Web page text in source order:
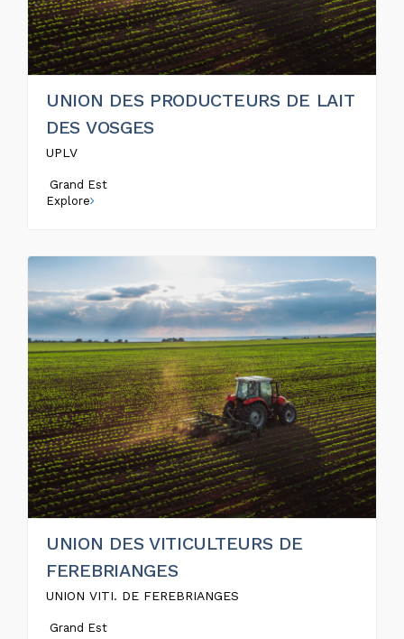
UNION DES PRODUCTEURS DE LAIT
DES VOSGES
UPLV
Grand Est
Explore
UNION DES VITICULTEURS DE
FEREBRIANGES
UNION VITI. DE FEREBRIANGES
Grand Est